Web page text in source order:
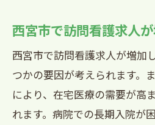
訪問看護のスキルア
西宮市での訪問看護
成
訪問看護求人への面
成功する訪問看護師
西宮市で訪問看護求人
西宮市で訪問看護求人が増加
つかの要因が考えられます。
により、在宅医療の需要が高
れます。病院での長期入院が